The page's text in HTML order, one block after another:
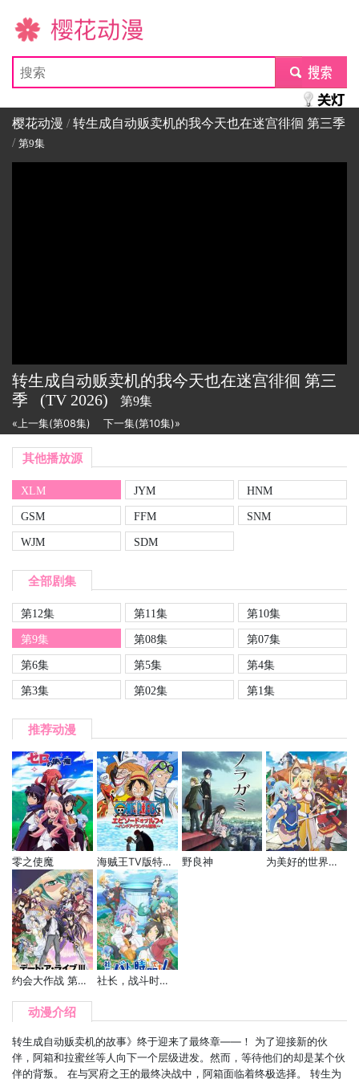
樱花动漫
submit
樱花动漫 /转生成自动贩卖机的我今天也在迷宫徘徊 第三季
/ 第9集
转生成自动贩卖机的我今天也在迷宫徘徊 第三
季
(TV 2026) 第9集
«上一集(第08集) 下一集(第10集)»
其他播放源
XLM JYM
HNM
GSM
FFM
SNM
WJM
SDM
全部剧集
第12集 第11集
第10集
第9集
第08集
第07集
第6集
第5集
第4集
第3集
第02集 第1集
推荐动漫
零之使魔 海贼王TV版特别篇 路飞篇 手掌岛的冒险 野良神 为美好的世界献上祝福！ 第二季
约会大作战 第三季 社长，战斗时间到了！
动漫介绍
转生成自动贩卖机的故事》终于迎来了最终章——！ 为了迎接新的伙
伴，阿箱和拉蜜丝等人向下一个层级进发。然而，等待他们的却是某个伙
伴的背叛。 在与冥府之王的最终决战中，阿箱面临着终极选择。 转生为